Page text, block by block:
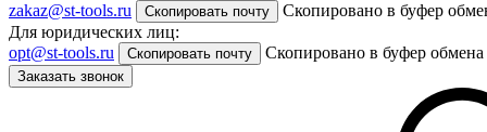
zakaz@st-tools.ru
Скопировать почту
Скопировано в буфер
Для юридических лиц:
opt@st-tools.ru
Скопировать почту Скопировано в буфер обмена
Заказать звонок